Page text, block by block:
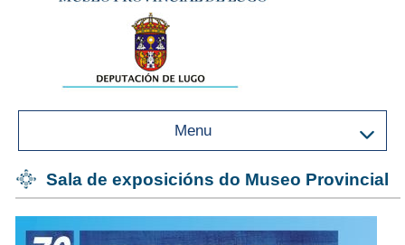
Menu
Sala de exposicións do Museo Provincial